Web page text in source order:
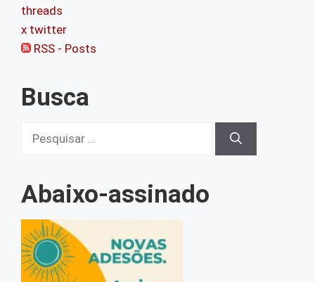
threads
x twitter
RSS - Posts
Busca
Pesquisar
Abaixo-assinado